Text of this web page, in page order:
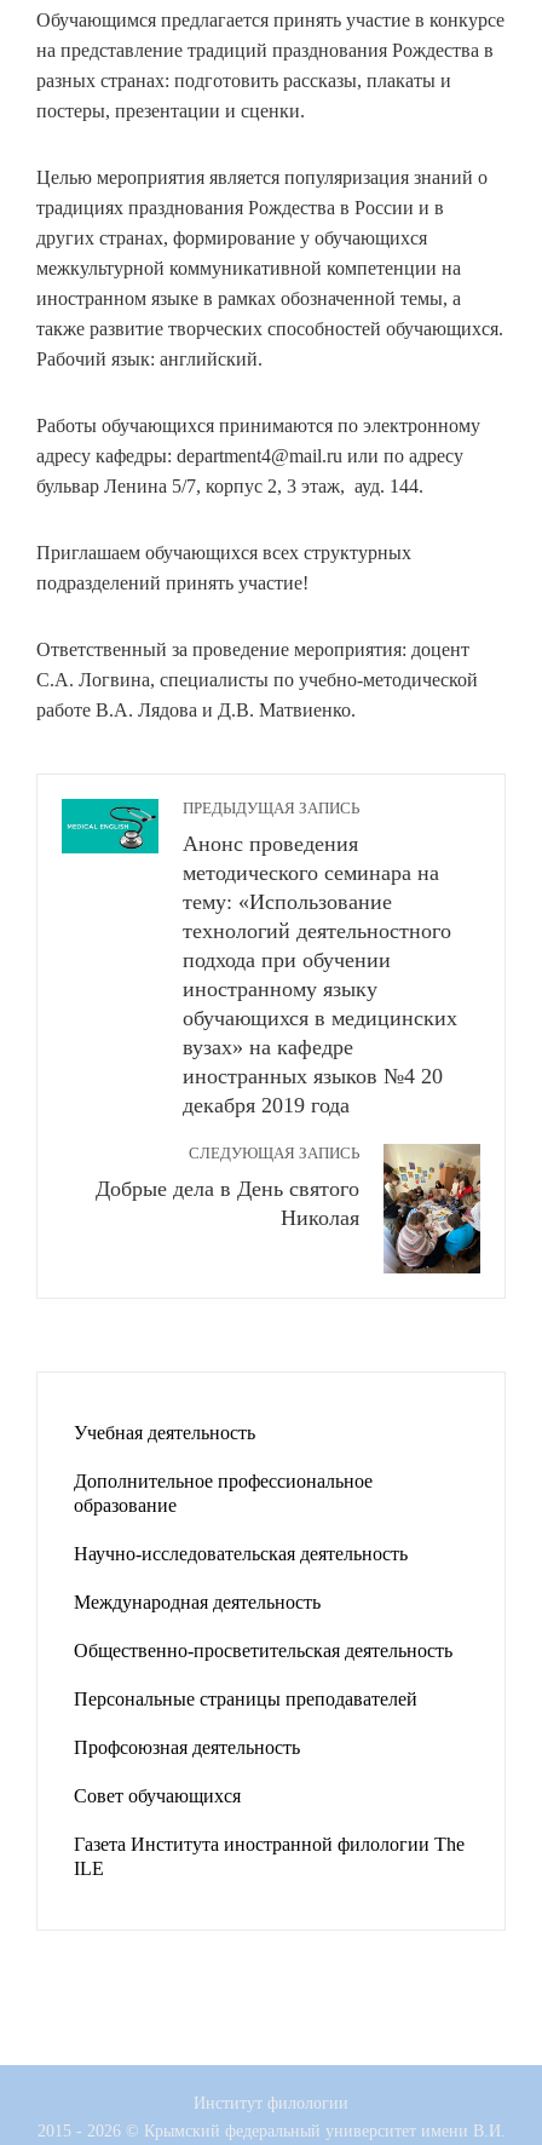
Обучающимся предлагается принять участие в конкурсе
на представление традиций празднования Рождества в
разных странах: подготовить рассказы, плакаты и
постеры, презентации и сценки.
Целью мероприятия является популяризация знаний о
традициях празднования Рождества в России и в
других странах, формирование у обучающихся
межкультурной коммуникативной компетенции на
иностранном языке в рамках обозначенной темы, а
также развитие творческих способностей обучающихся.
Рабочий язык: английский.
Работы обучающихся принимаются по электронному
адресу кафедры: department4@mail.ru или по адресу
бульвар Ленина 5/7, корпус 2, 3 этаж, ауд. 144.
Приглашаем обучающихся всех структурных
подразделений принять участие!
Ответственный за проведение мероприятия: доцент
С.А. Логвина, специалисты по учебно-методической
работе В.А. Лядова и Д.В. Матвиенко.
ПРЕДЫДУЩАЯ ЗАПИСЬ
Анонс проведения
методического семинара на
тему: «Использование
технологий деятельностного
подхода при обучении
иностранному языку
обучающихся в медицинских
вузах» на кафедре
иностранных языков №4 20
декабря 2019 года
СЛЕДУЮЩАЯ ЗАПИСЬ
Добрые дела в День святого
Николая
Учебная деятельность
Дополнительное профессиональное
образование
Научно-исследовательская деятельность
Международная деятельность
Общественно-просветительская деятельность
Персональные страницы преподавателей
Профсоюзная деятельность
Совет обучающихся
Газета Института иностранной филологии The
ILE
Институт филологии
2015 - 2026 © Крымский федеральный университет имени В.И.